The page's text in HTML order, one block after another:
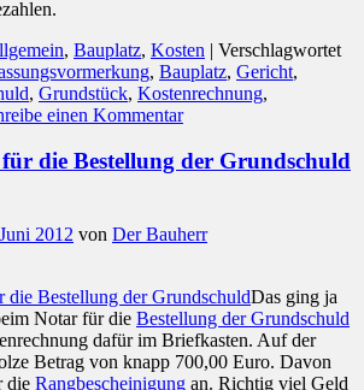
, Bauplatz, Kosten | Verschlagwortet
, Bauplatz, Gericht,
, Grundstück, Kostenrechnung,
einen Kommentar
die Bestellung der Grundschuld
2012 von Der Bauherr
Das ging ja
Notar für die Bestellung der Grundschuld
dafür im Briefkasten. Auf der
Betrag von knapp 700,00 Euro. Davon
die Rangbescheinigung an. Richtig viel Geld